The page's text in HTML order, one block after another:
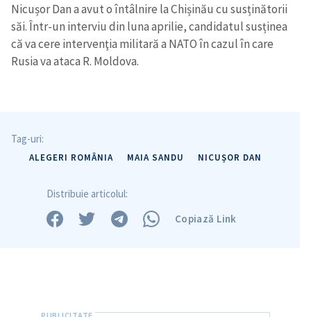
Nicușor Dan a avut o întâlnire la Chișinău cu susținătorii
săi. Într-un interviu din luna aprilie, candidatul susținea
că va cere intervenţia militară a NATO în cazul în care
Rusia va ataca R. Moldova.
Tag-uri:
ALEGERI ROMÂNIA MAIA SANDU NICUȘOR DAN
Distribuie articolul:
Copiază Link